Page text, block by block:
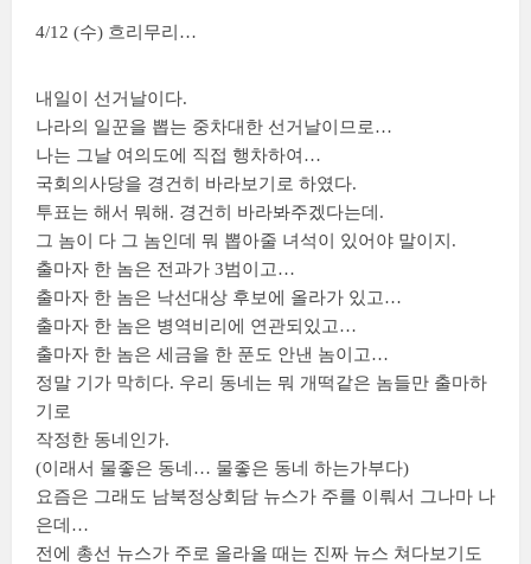
4/12 (수) 흐리무리…
내일이 선거날이다.
나라의 일꾼을 뽑는 중차대한 선거날이므로…
나는 그날 여의도에 직접 행차하여…
국회의사당을 경건히 바라보기로 하였다.
투표는 해서 뭐해. 경건히 바라봐주겠다는데.
그 놈이 다 그 놈인데 뭐 뽑아줄 녀석이 있어야 말이지.
출마자 한 놈은 전과가 3범이고…
출마자 한 놈은 낙선대상 후보에 올라가 있고…
출마자 한 놈은 병역비리에 연관되있고…
출마자 한 놈은 세금을 한 푼도 안낸 놈이고…
정말 기가 막히다. 우리 동네는 뭐 개떡같은 놈들만 출마하
기로
작정한 동네인가.
(이래서 물좋은 동네… 물좋은 동네 하는가부다)
요즘은 그래도 남북정상회담 뉴스가 주를 이뤄서 그나마 나
은데…
전에 총선 뉴스가 주로 올라올 때는 진짜 뉴스 쳐다보기도